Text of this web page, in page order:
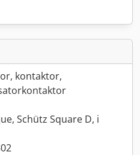
kontaktor,
Schütz Square D, i